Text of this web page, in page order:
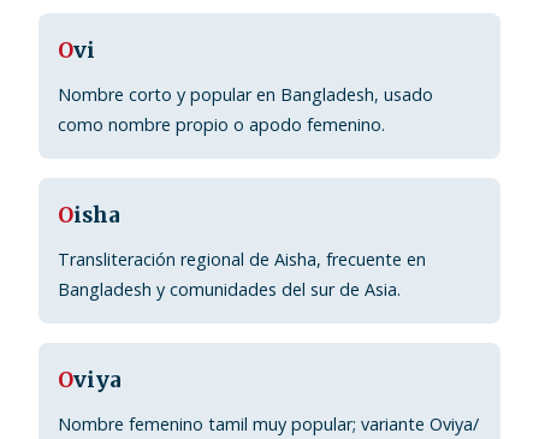
Ovi
Nombre corto y popular en Bangladesh, usado
como nombre propio o apodo femenino.
Oisha
Transliteración regional de Aisha, frecuente en
Bangladesh y comunidades del sur de Asia.
Oviya
Nombre femenino tamil muy popular; variante Oviya/